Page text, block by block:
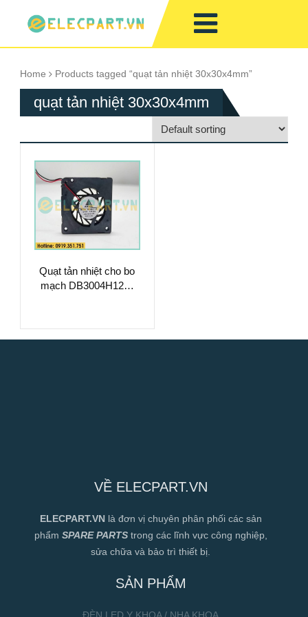
Home Products tagged “quạt tản nhiệt 30x30x4mm”
quạt tản nhiệt 30x30x4mm
Quạt tản nhiệt cho bo
mạch DB3004H12S,
VỀ ELECPART.VN
ELECPART.VN là đơn vị chuyên phân phối các sản
phẩm SPARE PARTStrong các lĩnh vực công nghiệp,
sửa chữa và bảo trì thiết bị.
SẢN PHẨM
ĐÈN LED Y KHOA / NHA KHOA